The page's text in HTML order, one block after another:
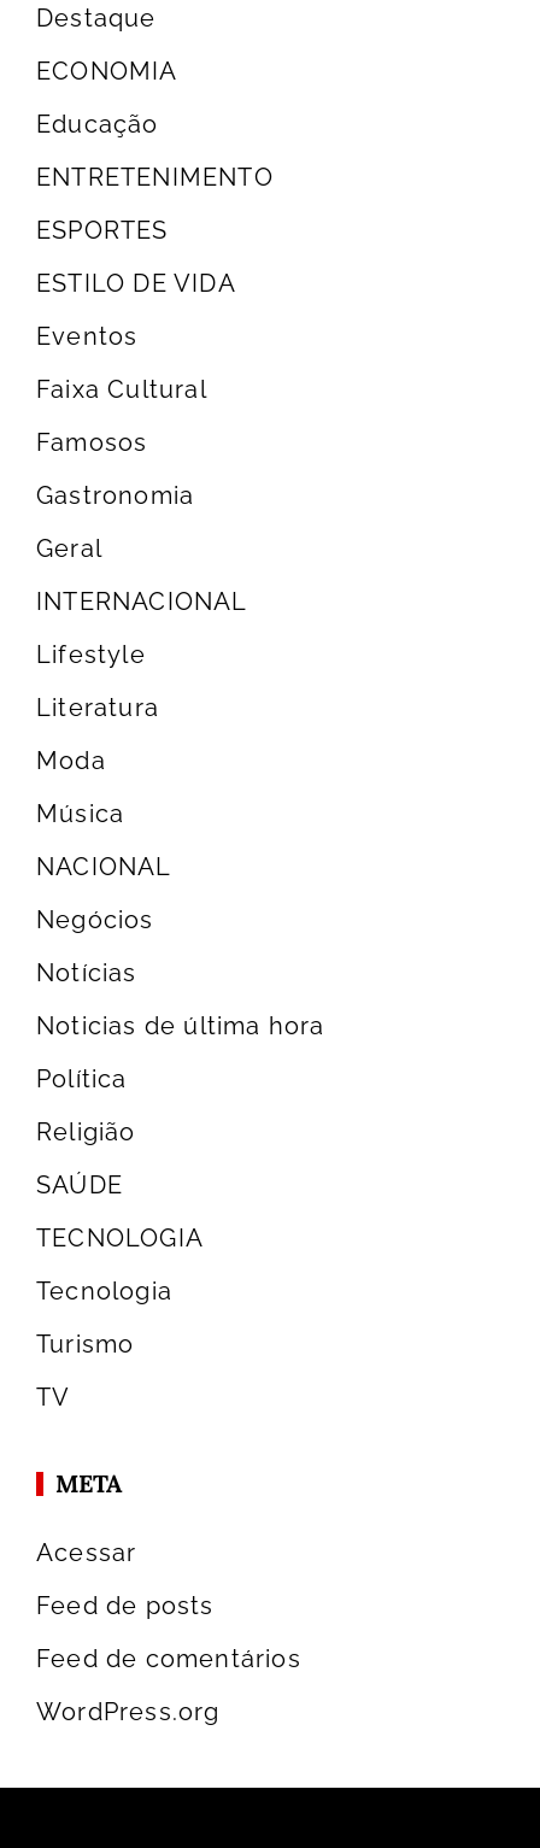
Destaque
ECONOMIA
Educação
ENTRETENIMENTO
ESPORTES
ESTILO DE VIDA
Eventos
Faixa Cultural
Famosos
Gastronomia
Geral
INTERNACIONAL
Lifestyle
Literatura
Moda
Música
NACIONAL
Negócios
Notícias
Noticias de última hora
Política
Religião
SAÚDE
TECNOLOGIA
Tecnologia
Turismo
TV
META
Acessar
Feed de posts
Feed de comentários
WordPress.org